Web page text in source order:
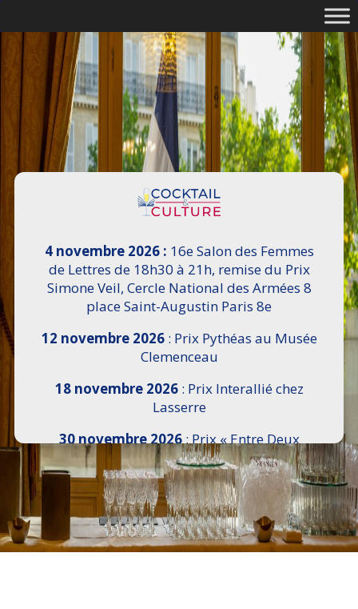
4 novembre 2026 : 16e Salon des Femmes
de Lettres de 18h30 à 21h, remise du Prix
Simone Veil, Cercle National des Armées 8
place Saint-Augustin Paris 8e
12 novembre 2026: Prix Pythéas au Musée
Clemenceau
18 novembre 2026: Prix Interallié chez
Lasserre
30 novembre 2026: Prix « Entre Deux
Rives » I Scemi Astutti au Sénat
7 décembre 2026 :16e Salon de l’Histoire de
18h30 à 21h, remise du Prix du Guesclin,
Cercle National des Armées 8 place Saint-
Augustin Paris 8e